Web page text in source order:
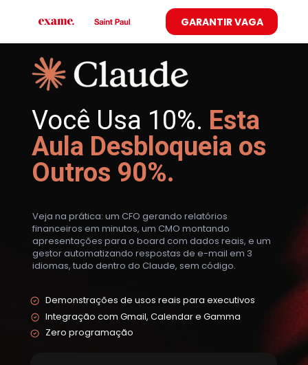
GARANTIR VAGA
Você Usa 10%. Esta
Aula Desbloqueia os
Outros 90%.
Veja na prática: um CFO gerando relatórios
financeiros em minutos, um CMO montando
apresentações para o board com dados reais, e um
gestor automatizando respostas de e-mail em 3
idiomas, tudo dentro do Claude, sem código.
Demonstrações de usos reais para executivos
Integração com Gmail, Calendar e Gamma
Zero programação